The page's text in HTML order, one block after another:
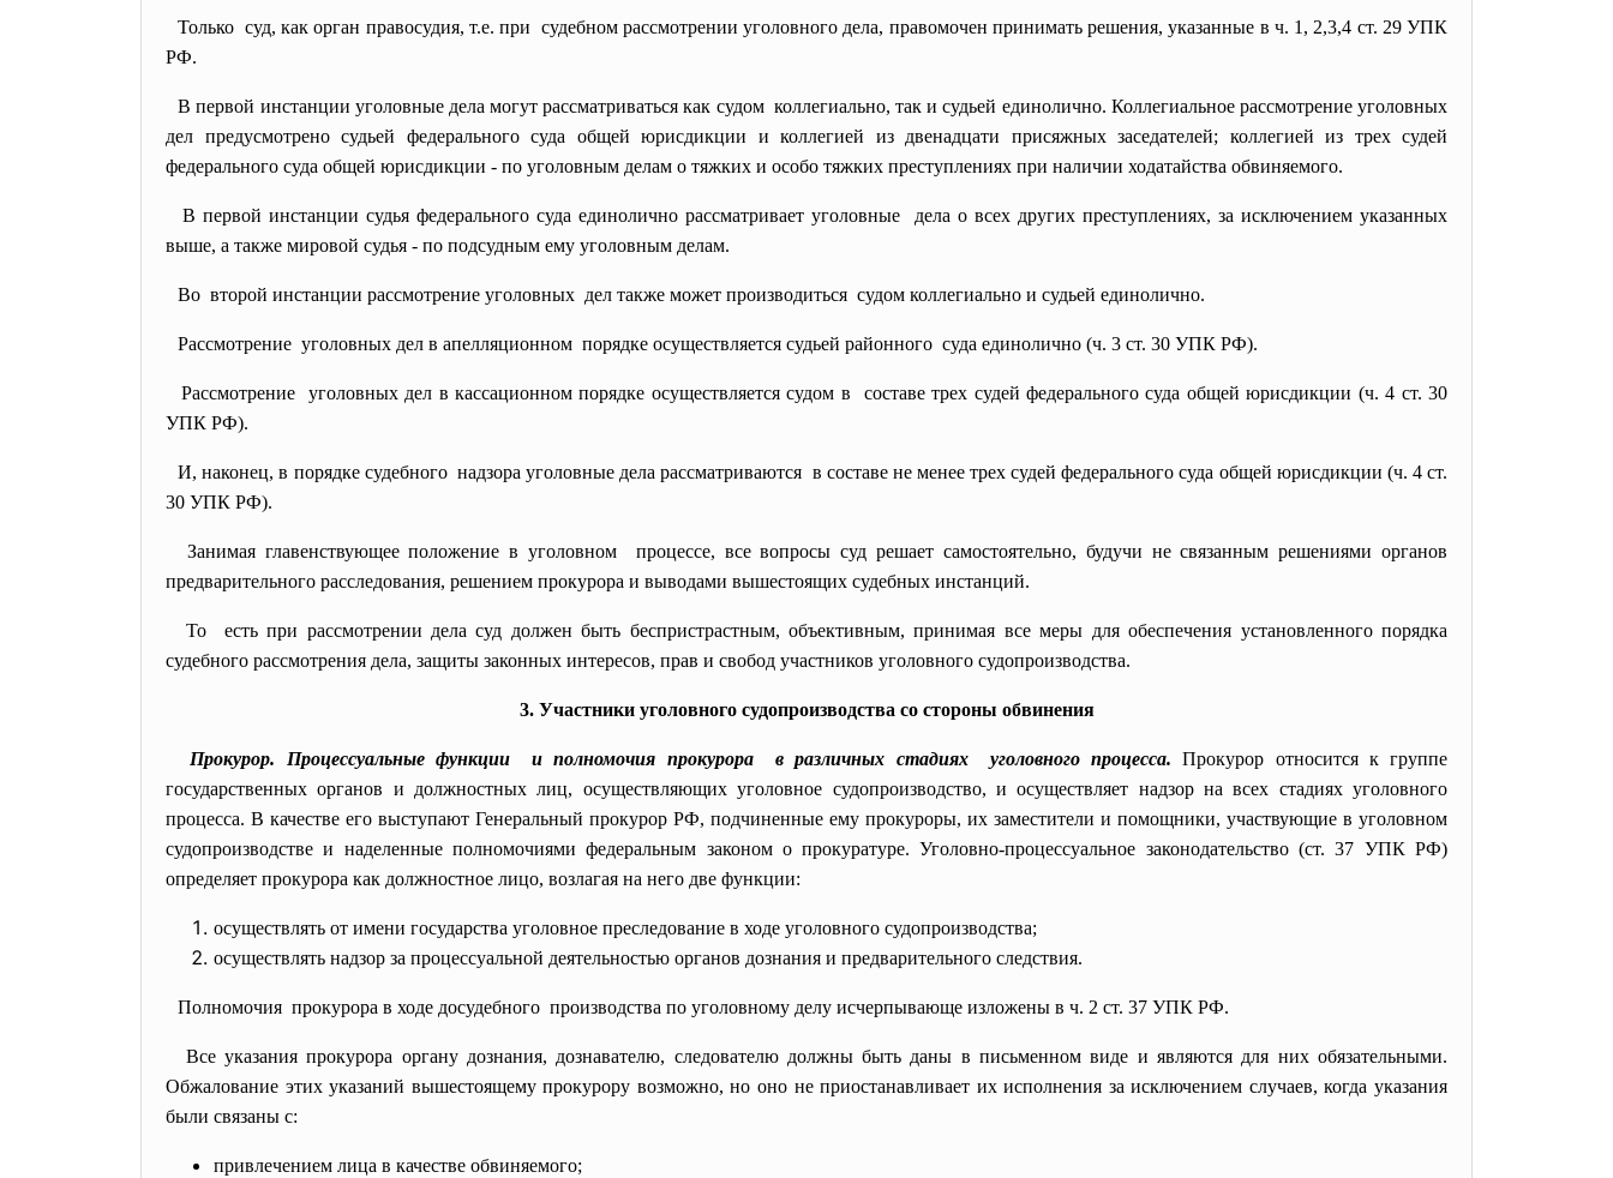
Только суд, как орган правосудия, т.е. при судебном рассмотрении уголовного дела, правомочен принимать решения, указанные в ч. 1, 2,3,4 ст. 29 УПК
РФ.
В первой инстанции уголовные дела могут рассматриваться как судом коллегиально, так и судьей единолично. Коллегиальное рассмотрение уголовных
дел предусмотрено судьей федерального суда общей юрисдикции и коллегией из двенадцати присяжных заседателей; коллегией из трех судей
федерального суда общей юрисдикции - по уголовным делам о тяжких и особо тяжких преступлениях при наличии ходатайства обвиняемого.
В первой инстанции судья федерального суда единолично рассматривает уголовные дела о всех других преступлениях, за исключением указанных
выше, а также мировой судья - по подсудным ему уголовным делам.
Во второй инстанции рассмотрение уголовных дел также может производиться судом коллегиально и судьей единолично.
Рассмотрение уголовных дел в апелляционном порядке осуществляется судьей районного суда единолично (ч. 3 ст. 30 УПК РФ).
Рассмотрение уголовных дел в кассационном порядке осуществляется судом в составе трех судей федерального суда общей юрисдикции (ч. 4 ст. 30
УПК РФ).
И, наконец, в порядке судебного надзора уголовные дела рассматриваются в составе не менее трех судей федерального суда общей юрисдикции (ч. 4 ст.
30 УПК РФ).
Занимая главенствующее положение в уголовном процессе, все вопросы суд решает самостоятельно, будучи не связанным решениями органов
предварительного расследования, решением прокурора и выводами вышестоящих судебных инстанций.
То есть при рассмотрении дела суд должен быть беспристрастным, объективным, принимая все меры для обеспечения установленного порядка
судебного рассмотрения дела, защиты законных интересов, прав и свобод участников уголовного судопроизводства.
3. Участники уголовного судопроизводства со стороны обвинения
Прокурор. Процессуальные функции и полномочия прокурора в различных стадиях уголовного процесса.Прокурор относится к группе
государственных органов и должностных лиц, осуществляющих уголовное судопроизводство, и осуществляет надзор на всех стадиях уголовного
процесса. В качестве его выступают Генеральный прокурор РФ, подчиненные ему прокуроры, их заместители и помощники, участвующие в уголовном
судопроизводстве и наделенные полномочиями федеральным законом о прокуратуре. Уголовно-процессуальное законодательство (ст. 37 УПК РФ)
определяет прокурора как должностное лицо, возлагая на него две функции:
осуществлять от имени государства уголовное преследование в ходе уголовного судопроизводства;
осуществлять надзор за процессуальной деятельностью органов дознания и предварительного следствия.
Полномочия прокурора в ходе досудебного производства по уголовному делу исчерпывающе изложены в ч. 2 ст. 37 УПК РФ.
Все указания прокурора органу дознания, дознавателю, следователю должны быть даны в письменном виде и являются для них обязательными.
Обжалование этих указаний вышестоящему прокурору возможно, но оно не приостанавливает их исполнения за исключением случаев, когда указания
были связаны с:
привлечением лица в качестве обвиняемого;